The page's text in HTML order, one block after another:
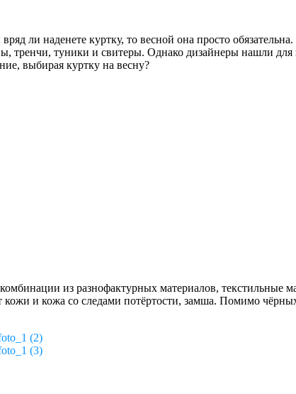
ли наденете куртку, то весной она просто
тренчи, туники и свитеры. Однако дизайнеры нашли
выбирая куртку на весну?
из разнофактурных материалов, текстильные
и кожа со следами потёртости, замша. Помимо
(2)
(3)